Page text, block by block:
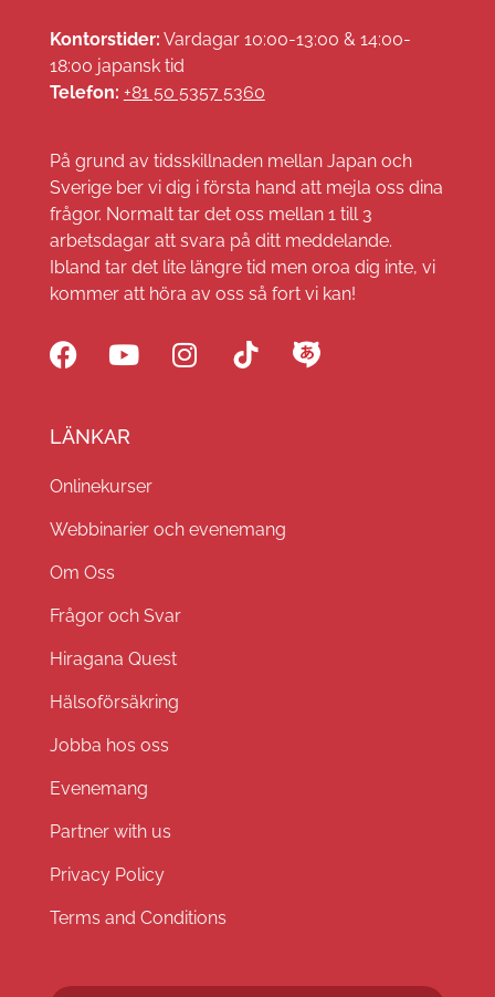
Kontorstider: Vardagar 10:00-13:00 & 14:00-
18:00 japansk tid
Telefon: +81 50 5357 5360
På grund av tidsskillnaden mellan Japan och
Sverige ber vi dig i första hand att mejla oss dina
frågor. Normalt tar det oss mellan 1 till 3
arbetsdagar att svara på ditt meddelande.
Ibland tar det lite längre tid men oroa dig inte, vi
kommer att höra av oss så fort vi kan!
LÄNKAR
Onlinekurser
Webbinarier och evenemang
Om Oss
Frågor och Svar
Hiragana Quest
Hälsoförsäkring
Jobba hos oss
Evenemang
Partner with us
Privacy Policy
Terms and Conditions